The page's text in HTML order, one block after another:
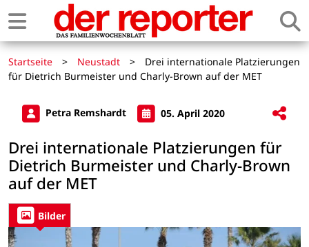
Startseite > Neustadt >
Drei internationale Platzierungen
für Dietrich Burmeister und Charly-Brown auf der MET
Petra Remshardt 05. April 2020
Drei internationale Platzierungen für
Dietrich Burmeister und Charly-Brown
auf der MET
Bilder